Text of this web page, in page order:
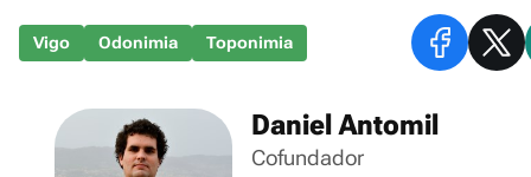
Vigo Odonimia Toponimia
Daniel Antomil
Cofundador